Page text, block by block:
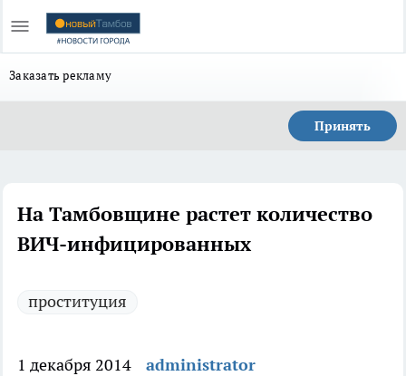
Заказать рекламу
Принять
На Тамбовщине растет количество
ВИЧ-инфицированных
проституция
1 декабря 2014
administrator